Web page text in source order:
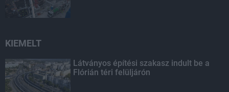
KIEMELT
Látványos építési szakasz indult be a
Flórián téri felüljárón